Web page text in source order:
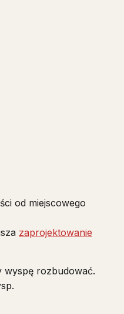
od miejscowego
zaprojektowanie
wyspę rozbudować.